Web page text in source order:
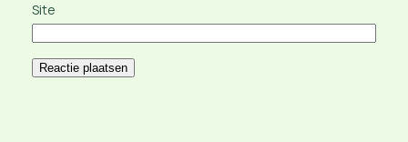
Site